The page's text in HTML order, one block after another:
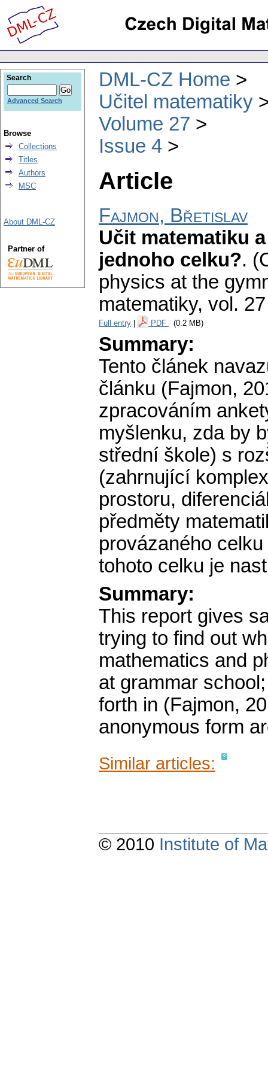
DML-CZ Home
Učitel matematiky
Volume 27
Issue 4
Article
Fajmon, Břetislav
Učit matematiku
jednoho celku?.
physics at the
matematiky, vol.
Full entry PDF (0.2 MB)
Summary:
Tento článek
článku (Fajmon,
zpracováním
myšlenku, zda by
střední škole) s
(zahrnující
prostoru,
předměty
provázaného
tohoto celku je
Summary:
This report gives
trying to find out
mathematics and
at grammar
forth in (Fajmon,
anonymous form
Similar articles:
Search
Advanced Search
Browse
Collections
Titles
Authors
MSC
About DML-CZ
Partner of
© 2010 Institute of